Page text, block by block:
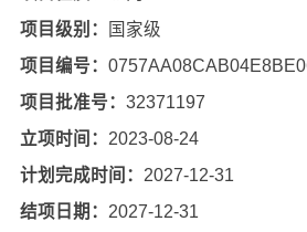
项目级别：
国家级
项目编号：
项目批准号： 32371197
立项时间： 2023-08-24
计划完成时间： 2027-12-31
结项日期： 2027-12-31